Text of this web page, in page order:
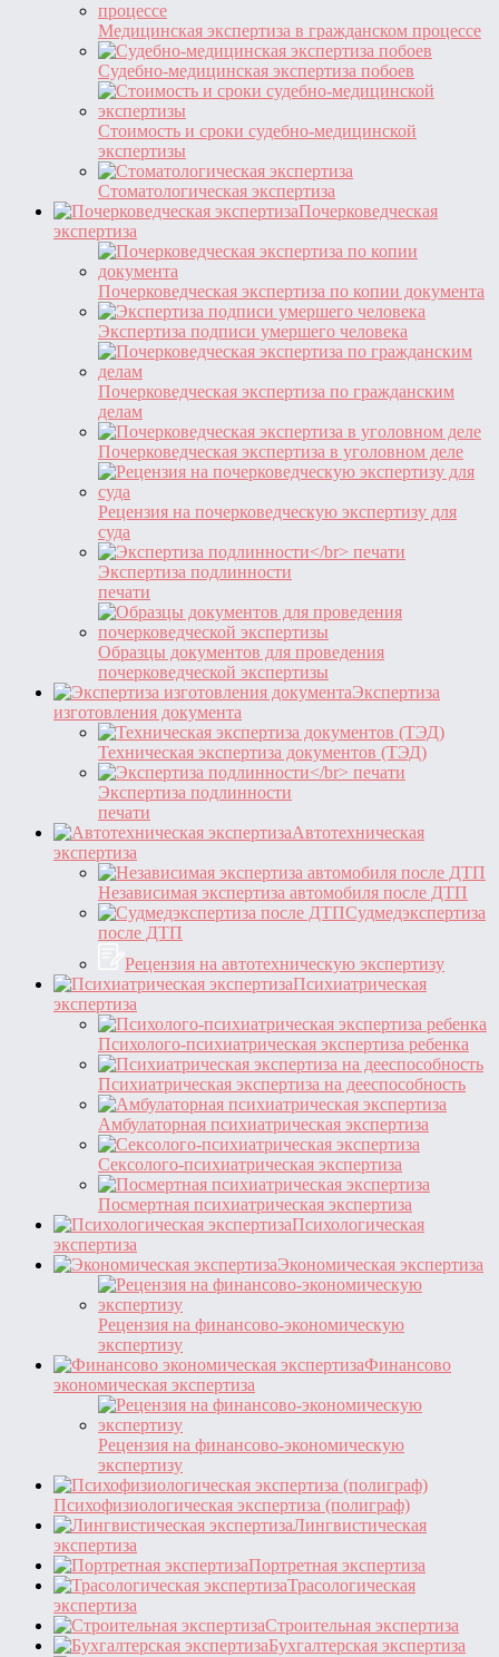
Медицинская экспертиза в гражданском процессе
Судебно-медицинская экспертиза побоев
Стоимость и сроки судебно-медицинской
экспертизы
Стоматологическая экспертиза
Почерковедческая
экспертиза
Почерковедческая экспертиза по копии документа
Экспертиза подписи умершего человека
Почерковедческая экспертиза по гражданским
делам
Почерковедческая экспертиза в уголовном деле
Рецензия на почерковедческую экспертизу для
суда
Экспертиза подлинности
печати
Образцы документов для проведения
почерковедческой экспертизы
Экспертиза
изготовления документа
Техническая экспертиза документов (ТЭД)
Экспертиза подлинности
печати
Автотехническая
экспертиза
Независимая экспертиза автомобиля после ДТП
Судмедэкспертиза
после ДТП
Рецензия на автотехническую экспертизу
Психиатрическая
экспертиза
Психолого-психиатрическая экспертиза ребенка
Психиатрическая экспертиза на дееспособность
Амбулаторная психиатрическая экспертиза
Сексолого-психиатрическая экспертиза
Посмертная психиатрическая экспертиза
Психологическая
экспертиза
Экономическая экспертиза
Рецензия на финансово-экономическую
экспертизу
Финансово
экономическая экспертиза
Рецензия на финансово-экономическую
экспертизу
Психофизиологическая экспертиза (полиграф)
Лингвистическая
экспертиза
Портретная экспертиза
Трасологическая
экспертиза
Строительная экспертиза
Бухгалтерская экспертиза